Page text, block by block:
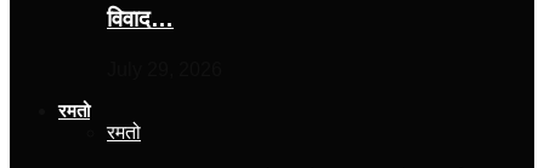
विवाद…
रमतो
रमतो